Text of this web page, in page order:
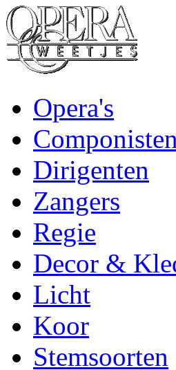
Opera's
Componisten
Dirigenten
Zangers
Regie
Decor &
Licht
Koor
Stemsoorten